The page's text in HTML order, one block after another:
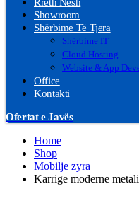
Showroom
Shërbime Të Tjera
Shërbime IT
Cloud Hosting
Website & App
Office
Kontakti
Ofertat e Javës
Home
Shop
Mobilje zyra
Karrige moderne